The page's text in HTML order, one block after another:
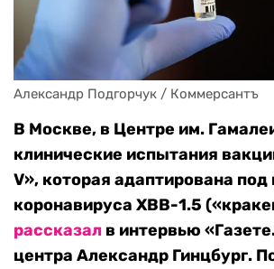
Александр Подгорчук / Коммерсантъ
В Москве, в Центре им.
клинические испытания
V», которая адаптирована
коронавируса XBB-1.5
рассказал в интервью
центра Александр Гинцбург.